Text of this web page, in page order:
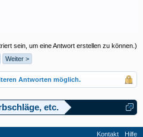
sein, um eine Antwort erstellen zu können.)
Weiter >
Antworten möglich.
etc.
Kontakt Hilfe